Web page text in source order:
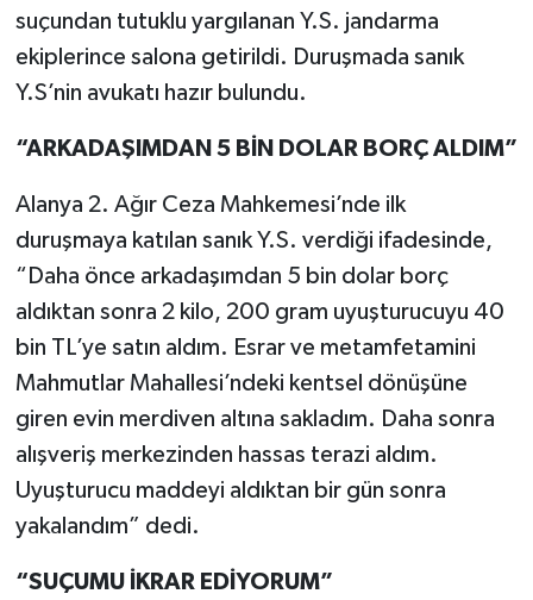
suçundan tutuklu yargılanan Y.S. jandarma
ekiplerince salona getirildi. Duruşmada sanık
Y.S’nin avukatı hazır bulundu.
“ARKADAŞIMDAN 5 BİN DOLAR BORÇ ALDIM”
Alanya 2. Ağır Ceza Mahkemesi’nde ilk
duruşmaya katılan sanık Y.S. verdiği ifadesinde,
“Daha önce arkadaşımdan 5 bin dolar borç
aldıktan sonra 2 kilo, 200 gram uyuşturucuyu 40
bin TL’ye satın aldım. Esrar ve metamfetamini
Mahmutlar Mahallesi’ndeki kentsel dönüşüne
giren evin merdiven altına sakladım. Daha sonra
alışveriş merkezinden hassas terazi aldım.
Uyuşturucu maddeyi aldıktan bir gün sonra
yakalandım” dedi.
“SUÇUMU İKRAR EDİYORUM”